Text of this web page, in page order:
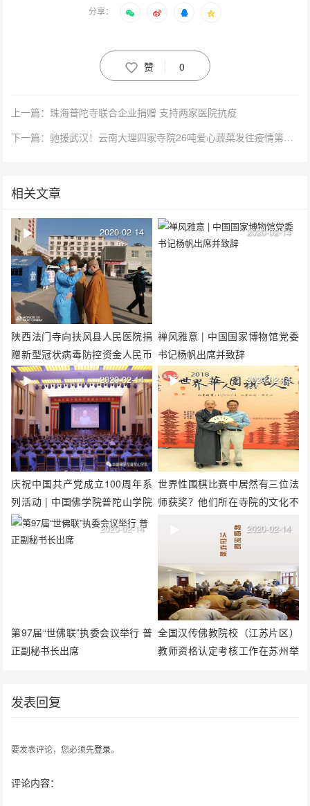
分享：
赞 0
上一篇：珠海普陀寺联合企业捐赠 支持两家医院抗疫
下一篇：驰援武汉！云南大理四家寺院26吨爱心蔬菜发往疫情第一线
相关文章
陕西法门寺向扶风县人民医院捐
赠新型冠状病毒防控资金人民币
10万元
2020-02-14
禅风雅意 | 中国国家博物馆党委
书记杨帆出席并致辞
2020-02-14
庆祝中国共产党成立100周年系
列活动 | 中国佛学院普陀山学院
举行升国旗、观庆典等系列活动
2020-02-14
世界性围棋比赛中居然有三位法
师获奖？他们所在寺院的文化不
2020-02-14
第97届“世佛联”执委会议举行 普
正副秘书长出席
2020-02-14
全国汉传佛教院校（江苏片区）
教师资格认定考核工作在苏州举
2020-02-14
发表回复
要发表评论，您必须先登录。
评论内容：